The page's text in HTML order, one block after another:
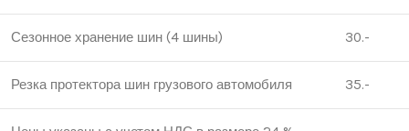
Сезонное хранение шин (4 шины) 30.-
Резка протектора шин грузового автомобиля 35.-